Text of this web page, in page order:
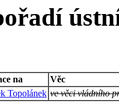
na
Věc
Topolánek ve věci vládního